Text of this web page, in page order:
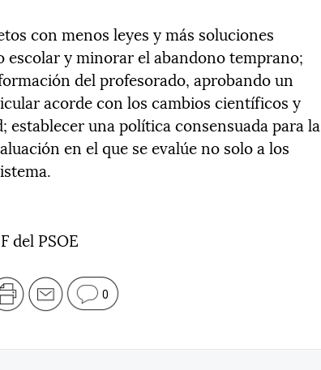
con menos leyes y más soluciones
y minorar el abandono temprano;
del profesorado, aprobando un
acorde con los cambios científicos y
establecer una política consensuada para la
en el que se evalúe no solo a los
del PSOE
0